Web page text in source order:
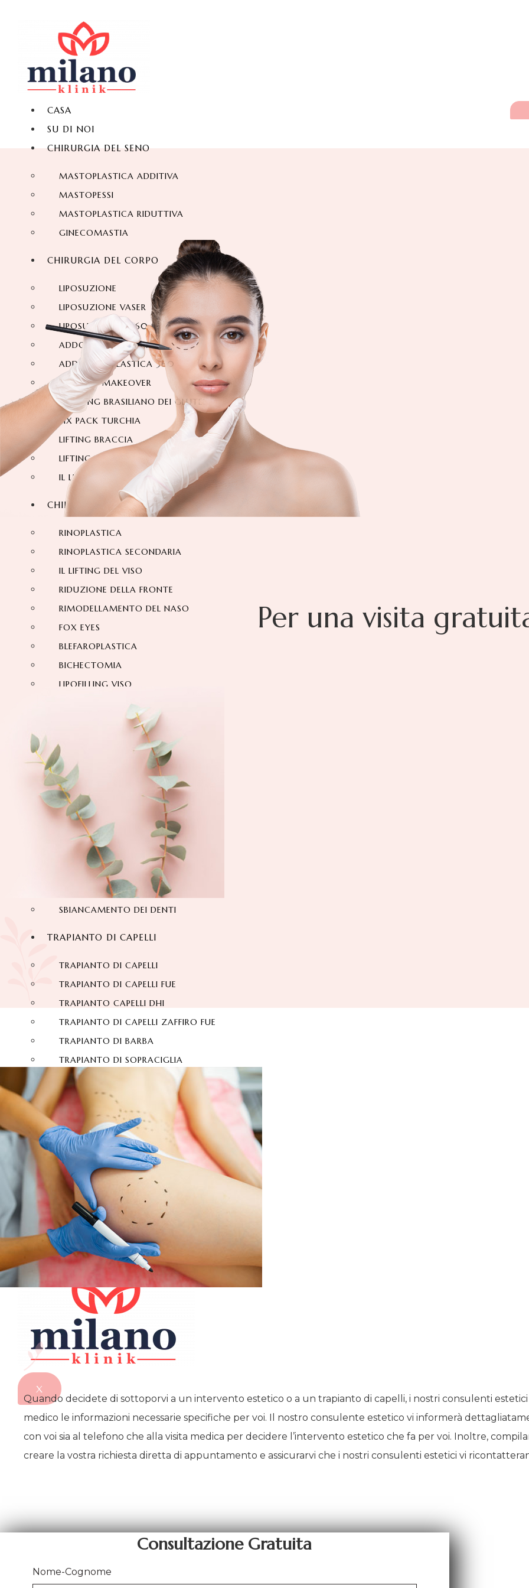
CASA
SU DI NOI
CHIRURGIA DEL SENO
MASTOPLASTICA ADDITIVA
MASTOPESSI
MASTOPLASTICA RIDUTTIVA
GINECOMASTIA
CHIRURGIA DEL CORPO
LIPOSUZIONE
LIPOSUZIONE VASER
LIPOSUZIONE A 360 GRADI
ADDOMINOPLASTICA
ADDOMINOPLASTICA 360 GRADI
MOMMY MAKEOVER
IL LIFTING BRASILIANO DEI GLUTEI
SIX PACK TURCHIA
LIFTING BRACCIA
LIFTING DELLE COSCE
IL LIFTING DEL COLLO
CHIRURGIA FACCIALE
RINOPLASTICA
RINOPLASTICA SECONDARIA
IL LIFTING DEL VISO
RIDUZIONE DELLA FRONTE
RIMODELLAMENTO DEL NASO
FOX EYES
BLEFAROPLASTICA
BICHECTOMIA
LIPOFILLING VISO
ESTETICA DELLA RIDUZIONE FRONTE
LIFTING SOPRACCIGLIO
ESTETICA DENTALE
SORRISO HOLLYWOODIANO
DENTI IN ZIRCONIO
DENTALI LAMINATO
FACCETTE DI PORCELLANA
FACCETTE DENTALI
IMPIANTI DENTALI
SBIANCAMENTO DEI DENTI
TRAPIANTO DI CAPELLI
TRAPIANTO DI CAPELLI
TRAPIANTO DI CAPELLI FUE
TRAPIANTO CAPELLI DHI
TRAPIANTO DI CAPELLI ZAFFIRO FUE
TRAPIANTO DI BARBA
TRAPIANTO DI SOPRACIGLIA
PRP PER I CAPELLI
CONTATTACI
ITALIANO
TÜRKÇE(TURCO)
ENGLISH(INGLESE)
DEUTSCH
FRANÇAIS(FRANCESE
ESPAÑOL(SPAGNOLO
РУССКИЙ (RUSSO)
X
Per una visita
Quando decidete di sottoporvi a un intervento estetico o a un trapianto di capelli, i nostri consulenti
medico le informazioni necessarie specifiche per voi. Il nostro consulente estetico vi informerà
con voi sia al telefono che alla visita medica per decidere l’intervento estetico che fa per voi. Inoltre,
creare la vostra richiesta diretta di appuntamento e assicurarvi che i nostri consulenti estetici vi
Consultazione Gratuita
Nome-Cognome